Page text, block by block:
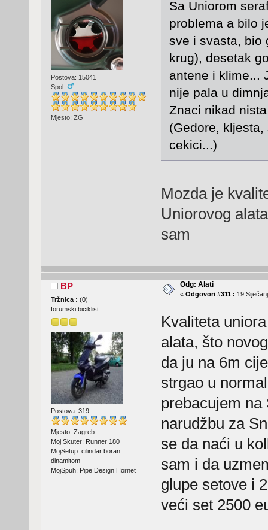
Postova: 15041
Spol:
Mjesto: ZG
Sa Uniorom
problema a bilo
sve i svasta, bio
krug), desetak
antene i klime...
nije pala u
Znaci nikad
(Gedore,
cekici...)
Mozda je
Uniorovog
sam
BP
Tržnica : (0)
forumski biciklist
Postova: 319
Mjesto: Zagreb
Moj Skuter: Runner 180
MojSetup: cilindar boran
dinamitom
MojSpuh: Pipe Design Hornet
Odg: Alati
« Odgovori #311 : 19
Kvaliteta
alata, što
da ju na 6m
strgao u
prebacujem
narudžbu za
se da naći u
sam i da
glupe setove i
veći set 2500